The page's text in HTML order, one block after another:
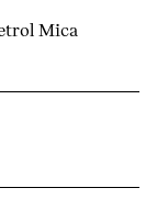
Mica